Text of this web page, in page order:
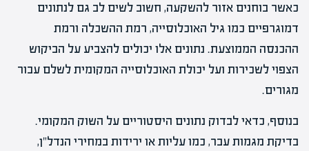
כאשר בוחנים אזור להשקעה, חשוב לשים לב גם לנתונים
דמוגרפיים כמו גיל האוכלוסייה, רמת ההשכלה ורמת
ההכנסה הממוצעת. נתונים אלו יכולים להצביע על הביקוש
הצפוי לשכירות ועל יכולת האוכלוסייה המקומית לשלם עבור
מגורים.
בנוסף, כדאי לבדוק נתונים היסטוריים על השוק המקומי.
בדיקת מגמות עבר, כמו עליות או ירידות במחירי הנדל"ן,